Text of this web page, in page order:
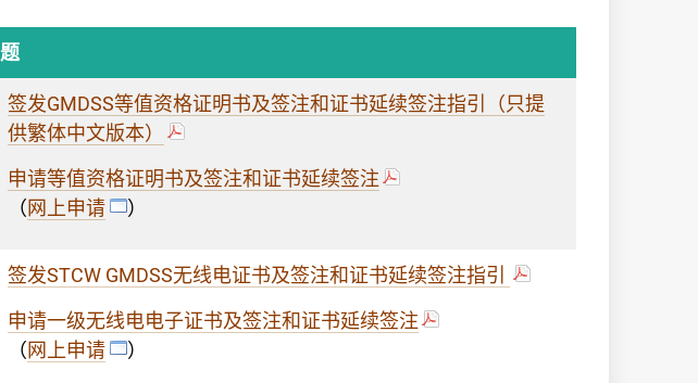
签发GMDSS等值资格证明书及签注和证书延续签注指引（只提
供繁体中文版本）
申请等值资格证明书及签注和证书延续签注
（网上申请 ）
签发STCW GMDSS无线电证书及签注和证书延续签注指引
申请一级无线电电子证书及签注和证书延续签注
（网上申请
）